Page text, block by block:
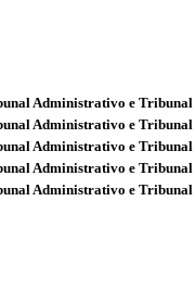
Administrativo e
Administrativo e
Administrativo e
Administrativo e
Administrativo e